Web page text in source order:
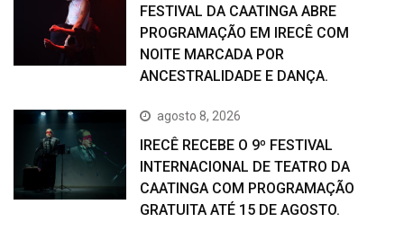
FESTIVAL DA CAATINGA ABRE
PROGRAMAÇÃO EM IRECÊ COM
NOITE MARCADA POR
ANCESTRALIDADE E DANÇA.
agosto 8, 2026
IRECÊ RECEBE O 9º FESTIVAL
INTERNACIONAL DE TEATRO DA
CAATINGA COM PROGRAMAÇÃO
GRATUITA ATÉ 15 DE AGOSTO.